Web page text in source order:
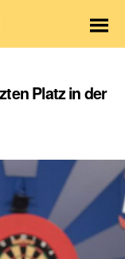
Platz in der